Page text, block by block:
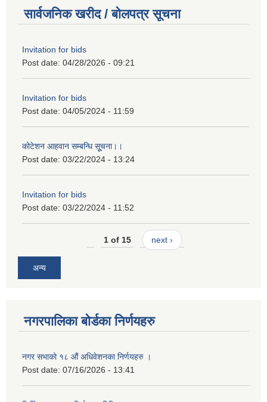
सार्वजनिक खरीद / बोलपत्र सूचना
Invitation for bids
Post date: 04/28/2026 - 09:21
Invitation for bids
Post date: 04/05/2024 - 11:59
कोटेशन आहवान सम्बन्धि सूूचना।।
Post date: 03/22/2024 - 13:24
Invitation for bids
Post date: 03/22/2024 - 11:52
1 of 15 next ›
अन्य
नगरपालिका बोर्डका निर्णयहरु
नगर सभाको १८ औं अधिवेशनका निर्णयहरु ।
Post date: 07/16/2026 - 13:41